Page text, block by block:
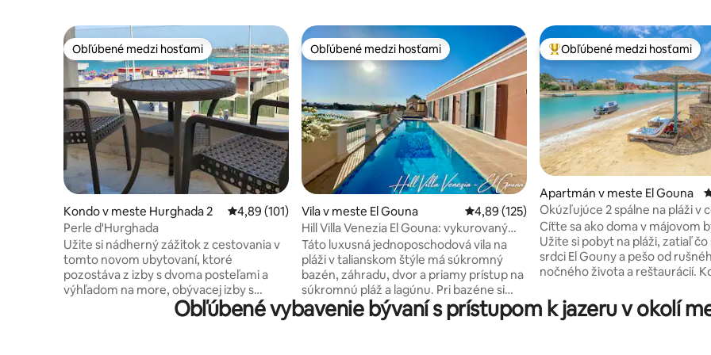
Obľúbené medzi hosťami
Obľúbené medzi hosťami
Kondo v meste Hurghada 2 Priemerné ohodnotenie 4,89 z 5, počet hodnotení: 101
4,89 (101)
Perle d'Hurghada
Užite si nádherný zážitok z cestovania v
tomto novom ubytovaní, ktoré
pozostáva z izby s dvoma posteľami a
výhľadom na more, obývacej izby s
pohovkou, ktorá môže slúžiť ako posteľ,
a balkóna s nádherným výhľadom na
Obľúbené medzi hosťami
Obľúbené medzi hosťami
Vila v meste El Gouna Priemerné ohodnotenie 4,89 z 5, počet
4,89 (125)
Hill Villa Venezia El Gouna: vykurovaný
bazén a pláž
Táto luxusná jednoposchodová vila na
pláži v talianskom štýle má súkromný
bazén, záhradu, dvor a priamy prístup na
súkromnú pláž a lagúnu. Pri bazéne si
môžete vychutnať ležadlá na opaľovanie,
gril, pergolu a posedenie s úžasným
Najobľúbenejšie medzi hosťami
Obľúbené medzi hosťami
Apartmán v meste El Gouna
Okúzľujúce 2 spálne na pláži v
Gouny
Cíťte sa ako doma v májovom
Užite si pobyt na pláži, zatiaľ
srdci El Gouny a pešo od
nočného života a reštaurácií. Komfortný
prízemí má priestrannú terasu,
môžete vychutnať kávu a jedlo
Obľúbené vybavenie bývaní s prístupom k jazeru v okolí